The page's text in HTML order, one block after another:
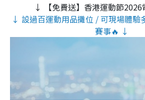
↓ 【免費送】香港運動節
↓ 設過百運動用品攤位 / 可現場體驗
賽事🔥 ↓